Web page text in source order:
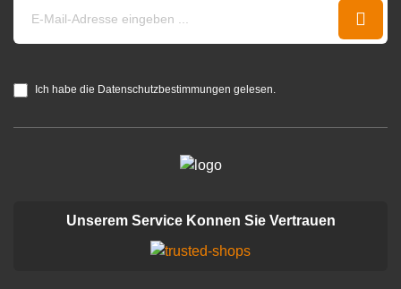
Ich habe die Datenschutzbestimmungen gelesen.
Unserem Service Konnen Sie Vertrauen